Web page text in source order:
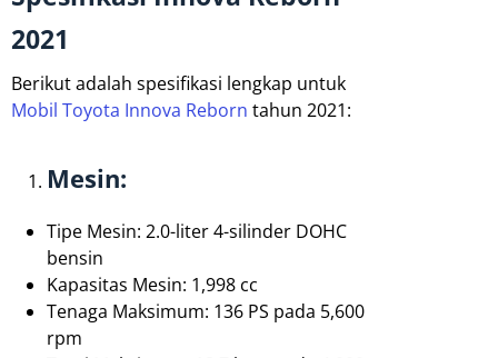
2021
Berikut adalah spesifikasi lengkap untuk
Mobil Toyota Innova Reborn tahun 2021:
Mesin:
Tipe Mesin: 2.0-liter 4-silinder DOHC
bensin
Kapasitas Mesin: 1,998 cc
Tenaga Maksimum: 136 PS pada 5,600
rpm